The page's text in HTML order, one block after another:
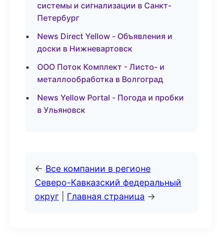
системы и сигнализации в Санкт-
Петербург
News Direct Yellow - Объявления и
доски в Нижневартовск
ООО Поток Комплект - Листо- и
металлообработка в Волгоград
News Yellow Portal - Погода и пробки
в Ульяновск
← Все компании в регионе
Северо-Кавказский федеральный
округ
Главная страница →